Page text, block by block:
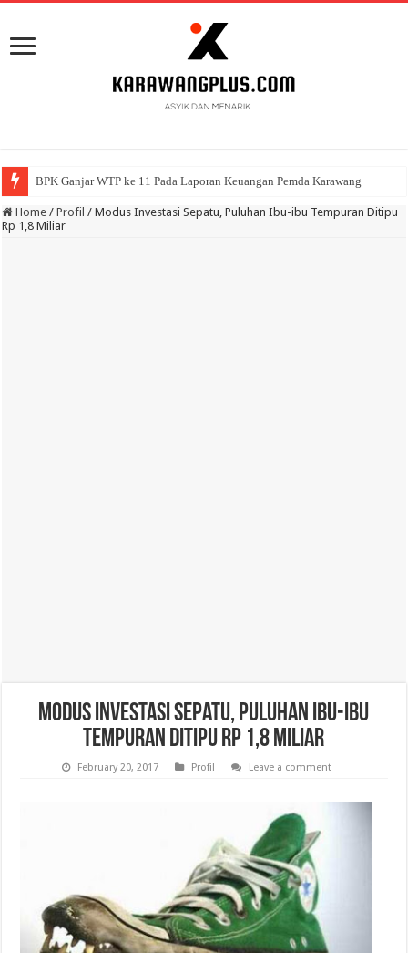
BPK Ganjar WTP ke 11 Pada Laporan Keuangan Pemda Karawang
Home / Profil / Modus Investasi Sepatu, Puluhan Ibu-ibu Tempuran Ditipu
Rp 1,8 Miliar
Modus Investasi Sepatu, Puluhan Ibu-ibu
Tempuran Ditipu Rp 1,8 Miliar
February 20, 2017 Profil Leave a comment